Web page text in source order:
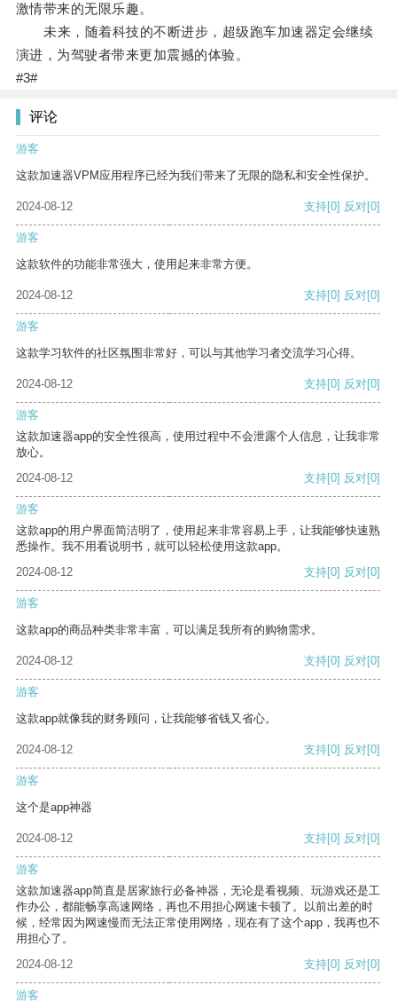
激情带来的无限乐趣。
未来，随着科技的不断进步，超级跑车加速器定会继续
演进，为驾驶者带来更加震撼的体验。
#3#
评论
游客
这款加速器VPM应用程序已经为我们带来了无限的隐私和安全性保护。
2024-08-12 支持[0] 反对[0]
游客
这款软件的功能非常强大，使用起来非常方便。
2024-08-12 支持[0] 反对[0]
游客
这款学习软件的社区氛围非常好，可以与其他学习者交流学习心得。
2024-08-12 支持[0] 反对[0]
游客
这款加速器app的安全性很高，使用过程中不会泄露个人信息，让我非常
放心。
2024-08-12
支持[0] 反对[0]
游客
这款app的用户界面简洁明了，使用起来非常容易上手，让我能够快速熟
悉操作。我不用看说明书，就可以轻松使用这款app。
2024-08-12
支持[0] 反对[0]
游客
这款app的商品种类非常丰富，可以满足我所有的购物需求。
2024-08-12 支持[0] 反对[0]
游客
这款app就像我的财务顾问，让我能够省钱又省心。
2024-08-12 支持[0] 反对[0]
游客
这个是app神器
2024-08-12 支持[0] 反对[0]
游客
这款加速器app简直是居家旅行必备神器，无论是看视频、玩游戏还是工
作办公，都能畅享高速网络，再也不用担心网速卡顿了。以前出差的时
候，经常因为网速慢而无法正常使用网络，现在有了这个app，我再也不
用担心了。
2024-08-12
支持[0] 反对[0]
游客